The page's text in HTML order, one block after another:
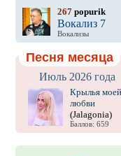
267popurik
Вокализ 7
Вокализы
Песня месяца
Июль 2026 года
Крылья моей
любви
(Jalagonia)
Баллов: 659